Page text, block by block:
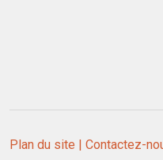
Plan du site |
Contactez-